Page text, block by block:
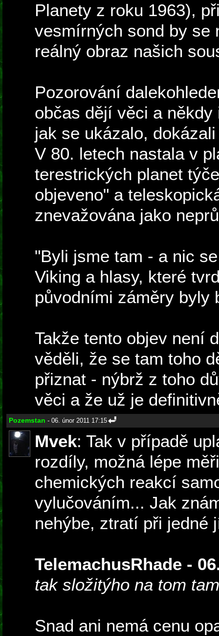
Planety z roku 1963),
vesmírných sond by se
reálný obraz našich
Pozorování
občas dějí věci a
jak se ukázalo,
V 80. letech nastala v
terestrických planet
objeveno" a
znevažována jako
"Byli jsme tam - a nic
Viking a hlasy, které
původními záměry byly
Takže tento objev není
věděli, že se tam toho
přiznat - nýbrž z toho
věci a že už je
Pozemstan - 06. únor 2011 17:15
Mvek: Tak v případě
rozdíly, možná lépe
chemických reakcí
vylučováním... Jak
nehýbe, ztratí při jedné
TelemachusRhade -
tak složitýho na tom
Snad ani nemá cenu